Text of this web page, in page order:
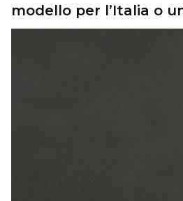
modello per l’Italia o